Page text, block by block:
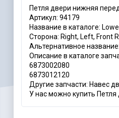
Петля двери нижняя
Артикул: 94179
Название в каталоге:
Сторона: Right, Left, Front
Альтернативное
Описание в каталоге
6873002080
6873012120
Другие запчасти: Навес
У нас можно купить